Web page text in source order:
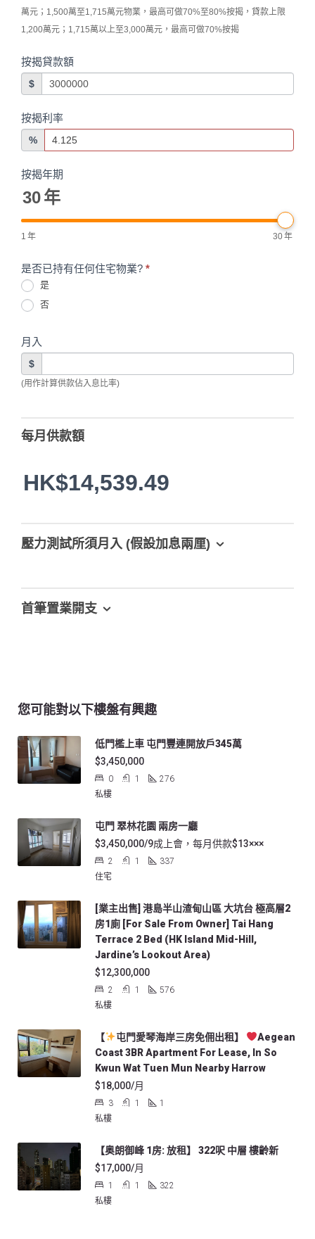
萬元；1,500萬至1,715萬元物業，最高可做70%至80%按揭，貸款上限
1,200萬元；1,715萬以上至3,000萬元，最高可做70%按揭
按揭貸款額
$
按揭利率
%
按揭年期
30年
1 年 30年
是否已持有任何住宅物業? *
是
否
月入
$
(用作計算供款佔入息比率)
每月供款額
HK$14,539.49
壓力測試所須月入 (假設加息兩厘)
首筆置業開支
您可能對以下樓盤有興趣
低門檻上車 屯門豐連開放戶345萬
$3,450,000
0 1
276
私樓
屯門 翠林花園 兩房一廳
$3,450,000/9成上會，每月供款$13×××
2 1
337
住宅
[業主出售] 港島半山渣甸山區 大坑台 極高層2
房1廁 [For Sale From Owner] Tai Hang
Terrace 2 Bed (HK Island Mid-Hill,
Jardine’s Lookout Area)
$12,300,000
2 1
576
私樓
【 屯門愛琴海岸三房免佣出租】
Aegean
Coast 3BR Apartment For Lease, In So
Kwun Wat Tuen Mun Nearby Harrow
$18,000/月
3 1
1
私樓
【奥朗御峰 1房: 放租】 322呎 中層 樓齡新
$17,000/月
1 1
322
私樓